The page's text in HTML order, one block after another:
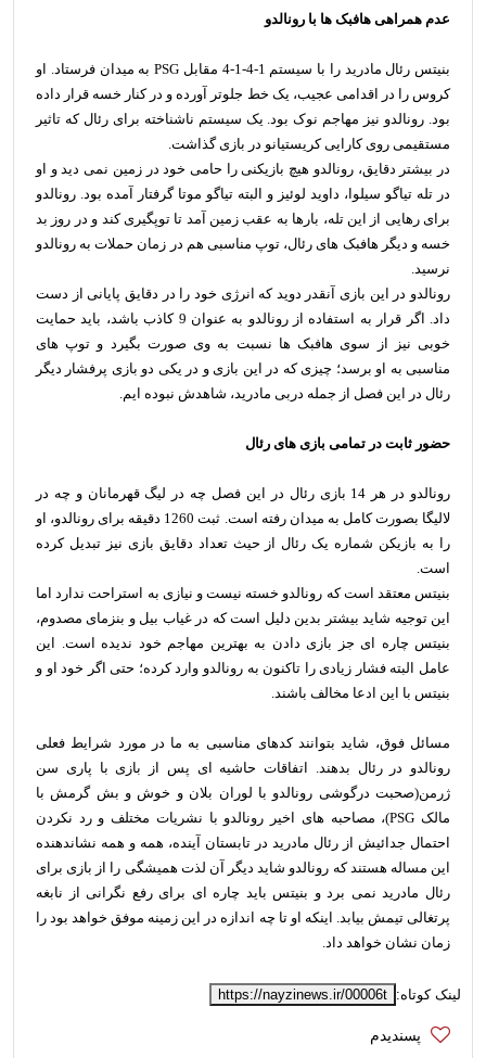
عدم همراهی هافبک ها با رونالدو
بنیتس رئال مادرید را با سیستم 1-4-1-4 مقابل PSG به میدان فرستاد. او
کروس را در اقدامی عجیب، یک خط جلوتر آورده و در کنار خسه قرار داده
بود. رونالدو نیز مهاجم نوک بود. یک سیستم ناشناخته برای رئال که تاثیر
مستقیمی روی کارایی کریستیانو در بازی گذاشت.
در بیشتر دقایق، رونالدو هیچ بازیکنی را حامی خود در زمین نمی دید و او
در تله تیاگو سیلوا، داوید لوئیز و البته تیاگو موتا گرفتار آمده بود. رونالدو
برای رهایی از این تله، بارها به عقب زمین آمد تا توپگیری کند و در روز بد
خسه و دیگر هافبک های رئال، توپ مناسبی هم در زمان حملات به رونالدو
نرسید.
رونالدو در این بازی آنقدر دوید که انرژی خود را در دقایق پایانی از دست
داد. اگر قرار به استفاده از رونالدو به عنوان 9 کاذب باشد، باید حمایت
خوبی نیز از سوی هافبک ها نسبت به وی صورت بگیرد و توپ های
مناسبی به او برسد؛ چیزی که در این بازی و در یکی دو بازی پرفشار دیگر
رئال در این فصل از جمله دربی مادرید، شاهدش نبوده ایم.
حضور ثابت در تمامی بازی های رئال
رونالدو در هر 14 بازی رئال در این فصل چه در لیگ قهرمانان و چه در
لالیگا بصورت کامل به میدان رفته است. ثبت 1260 دقیقه برای رونالدو، او
را به بازیکن شماره یک رئال از حیث تعداد دقایق بازی نیز تبدیل کرده
است.
بنیتس معتقد است که رونالدو خسته نیست و نیازی به استراحت ندارد اما
این توجیه شاید بیشتر بدین دلیل است که در غیاب بیل و بنزمای مصدوم،
بنیتس چاره ای جز بازی دادن به بهترین مهاجم خود ندیده است. این
عامل البته فشار زیادی را تاکنون به رونالدو وارد کرده؛ حتی اگر خود او و
بنیتس با این ادعا مخالف باشند.
مسائل فوق، شاید بتوانند کدهای مناسبی به ما در مورد شرایط فعلی
رونالدو در رئال بدهند. اتفاقات حاشیه ای پس از بازی با پاری سن
ژرمن(صحبت درگوشی رونالدو با لوران بلان و خوش و بش گرمش با
مالک PSG)، مصاحبه های اخیر رونالدو با نشریات مختلف و رد نکردن
احتمال جدائیش از رئال مادرید در تابستان آینده، همه و همه نشاندهنده
این مساله هستند که رونالدو شاید دیگر آن لذت همیشگی را از بازی برای
رئال مادرید نمی برد و بنیتس باید چاره ای برای رفع نگرانی از نابغه
پرتغالی تیمش بیابد. اینکه او تا چه اندازه در این زمینه موفق خواهد بود را
زمان نشان خواهد داد.
لینک کوتاه: https://nayzinews.ir/00006t